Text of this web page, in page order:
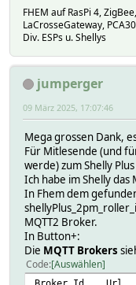
FHEM auf RasPi 4,
LaCrosseGateway,
Div. ESPs u. Shellys
jumperger
09 März 2025, 17:07:46
Mega grossen Dank,
Für Mitlesende (und
werde) zum Shelly
Ich habe im Shelly das
In Fhem dem
MQTT2 Broker.
In Button+:
Die MQTT Brokers
Code Auswählen